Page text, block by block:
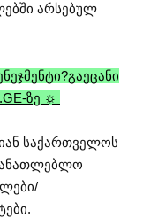
არსებულ
გაეცანი
ზე ☼
საქართველოს